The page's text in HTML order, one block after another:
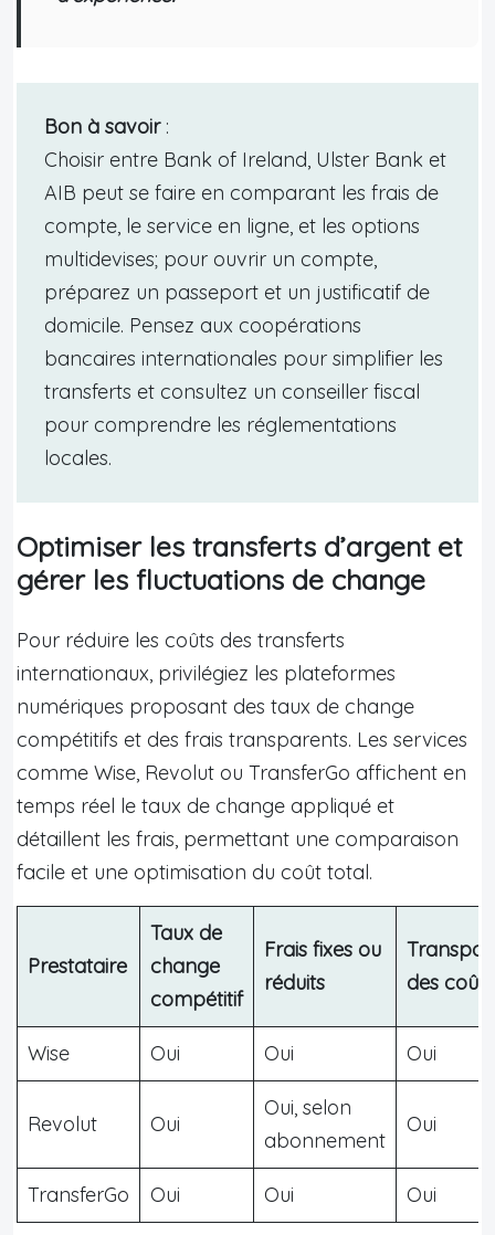
Bon à savoir:
Choisir entre Bank of Ireland, Ulster Bank et
AIB peut se faire en comparant les frais de
compte, le service en ligne, et les options
multidevises; pour ouvrir un compte,
préparez un passeport et un justificatif de
domicile. Pensez aux coopérations
bancaires internationales pour simplifier les
transferts et consultez un conseiller fiscal
pour comprendre les réglementations
locales.
Optimiser les transferts d’argent et
gérer les fluctuations de change
Pour réduire les coûts des transferts
internationaux, privilégiez les plateformes
numériques proposant des taux de change
compétitifs et des frais transparents. Les services
comme Wise, Revolut ou TransferGo affichent en
temps réel le taux de change appliqué et
détaillent les frais, permettant une comparaison
facile et une optimisation du coût total.
Prestataire
Taux de
change
compétitif
Frais fixes ou
réduits
des coûts
Wise Oui Oui Oui
Revolut Oui
Oui, selon
abonnement
Oui
TransferGo Oui Oui Oui